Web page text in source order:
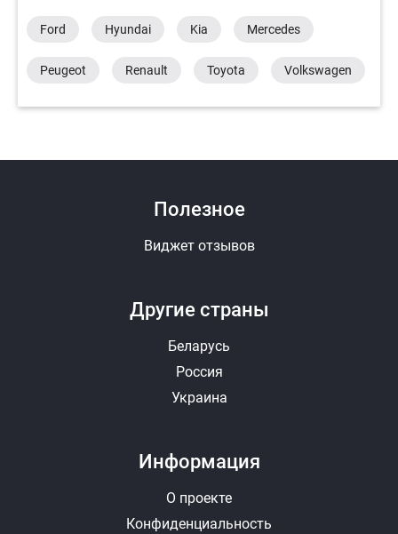
Ford Hyundai Kia Mercedes
Peugeot Renault Toyota Volkswagen
Другие страны
Беларусь
Россия
Украина
Полезное
Виджет отзывов
Информация
О проекте
Конфиденциальность